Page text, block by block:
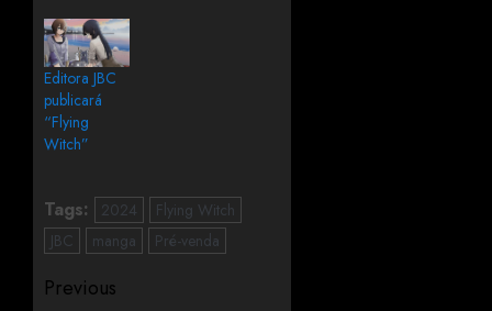
Editora JBC
publicará
“Flying
Witch”
Tags: 2024
Flying Witch
JBC
manga Pré-venda
Previous